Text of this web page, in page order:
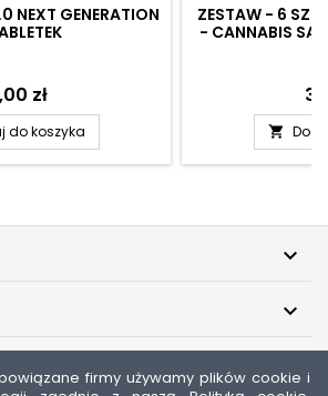
firmy używamy plików cookie i
NEXT GENERATION
zł
do koszyka
ZESTAW - 6
- CANNABIS



